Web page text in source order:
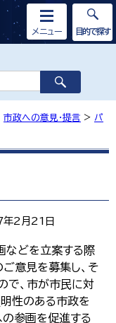
メニュー 目的で探す
市政への意見・提言 > パ
2月21日
などを立案する際
意見を募集し、そ
で、市が市民に対
性のある市政を
の参画を促進する